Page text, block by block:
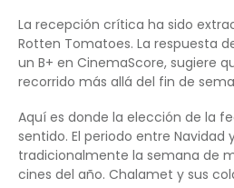
La recepción crítica ha sido
Rotten Tomatoes. La respuesta
un B+ en CinemaScore, sugiere
recorrido más allá del fin de
Aquí es donde la elección de la
sentido. El periodo entre Navidad
tradicionalmente la semana de
cines del año. Chalamet y sus